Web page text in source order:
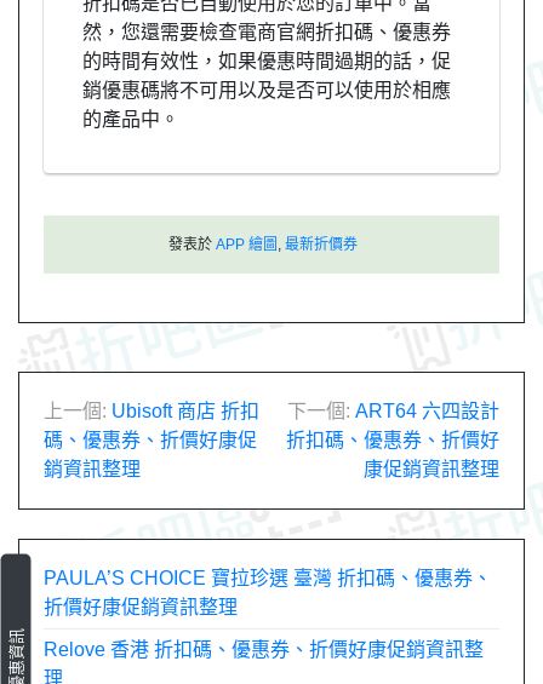
然，您還需要檢查電商官網折扣碼、優惠券
的時間有效性，如果優惠時間過期的話，促
銷優惠碼將不可用以及是否可以使用於相應
的產品中。
發表於 APP 繪圖 最新折價券
文
章
導
上一個: Ubisoft 商店 折扣
碼、優惠券、折價好康促
銷資訊整理
下一個: ART64 六四設計
折扣碼、優惠券、折價好
康促銷資訊整理
PAULA’S CHOICE 寶拉珍選 臺灣 折扣碼、優惠券、
折價好康促銷資訊整理
Relove 香港 折扣碼、優惠券、折價好康促銷資訊整
理